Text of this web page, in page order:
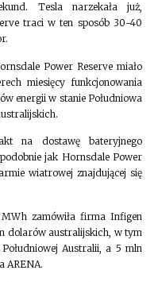
Tesla narzekała już,
traci w ten sposób 30-40
Power Reserve miało
miesięcy funkcjonowania
energii w stanie Południowa
na dostawę bateryjnego
jak Hornsdale Power
wiatrowej znajdującej się
zamówiła firma Infigen
dolarów australijskich, w tym
Australii, a 5 mln
ARENA.